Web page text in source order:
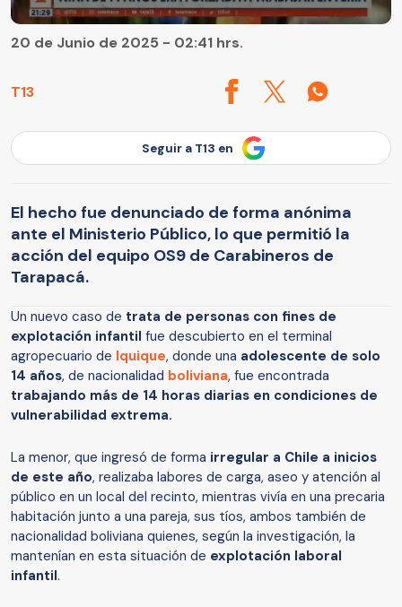
T13
20 de Junio de 2025 - 02:41 hrs.
Seguir a T13 en
El hecho fue denunciado de forma anónima
ante el Ministerio Público, lo que permitió la
acción del equipo OS9 de Carabineros de
Tarapacá.
Un nuevo caso de trata de personas con fines de
explotación infantil fue descubierto en el terminal
agropecuario de Iquique, donde una adolescente de solo
14 años, de nacionalidad boliviana, fue encontrada
trabajando más de 14 horas diarias en condiciones de
vulnerabilidad extrema.
La menor, que ingresó de forma irregular a Chile a inicios
de este año, realizaba labores de carga, aseo y atención al
público en un local del recinto, mientras vivía en una precaria
habitación junto a una pareja, sus tíos, ambos también de
nacionalidad boliviana quienes, según la investigación, la
mantenían en esta situación de explotación laboral
infantil.